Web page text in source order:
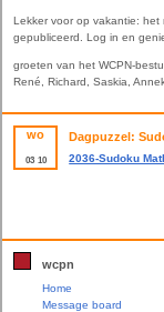
Lekker voor op vakantie: het
gepubliceerd. Log in en
groeten van het WCPN-
René, Richard, Saskia,
wo
03 10
Dagpuzzel:
2036-Sudoku
wcpn
Home
Message board